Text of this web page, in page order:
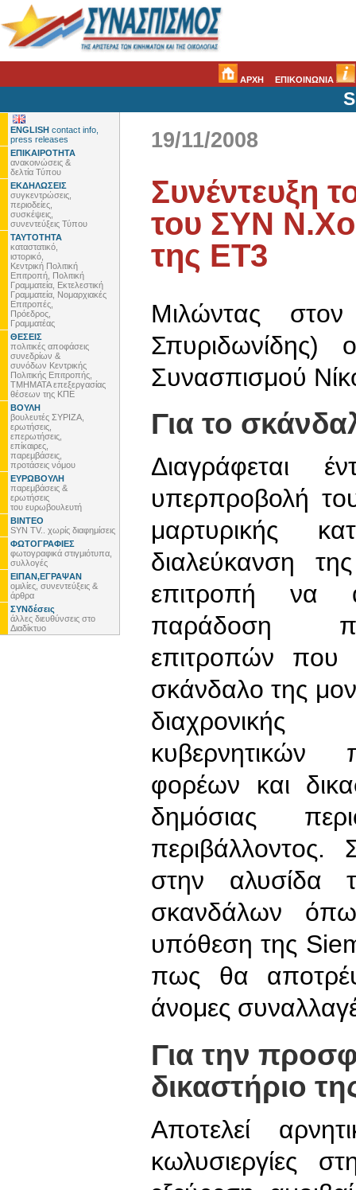
ΑΡΧΗ ΕΠΙΚΟΙΝΩΝΙΑ
ENGLISH contact info,
press releases
ΕΠΙΚΑΙΡΟΤΗΤΑ
ανακοινώσεις &
δελτία Τύπου
ΕΚΔΗΛΩΣΕΙΣ
συγκεντρώσεις,
περιοδείες,
συσκέψεις,
συνεντεύξεις Τύπου
ΤΑΥΤΟΤΗΤΑ
καταστατικό,
ιστορικό,
Κεντρική Πολιτική
Επιτροπή, Πολιτική
Γραμματεία, Εκτελεστική
Γραμματεία, Νομαρχιακές
Επιτροπές,
Πρόεδρος,
Γραμματέας
ΘΕΣΕΙΣ
πολιτικές αποφάσεις
συνεδρίων &
συνόδων Κεντρικής
Πολιτικής Επιτροπής,
ΤΜΗΜΑΤΑ επεξεργασίας
θέσεων της ΚΠΕ
ΒΟΥΛΗ
βουλευτές ΣΥΡΙΖΑ,
ερωτήσεις,
επερωτήσεις,
επίκαιρες,
παρεμβάσεις,
προτάσεις νόμου
ΕΥΡΩΒΟΥΛΗ
παρεμβάσεις &
ερωτήσεις
του ευρωβουλευτή
ΒΙΝΤΕΟ
SYN TV.. χωρίς διαφημίσεις
ΦΩΤΟΓΡΑΦΙΕΣ
φωτογραφικά στιγμιότυπα,
συλλογές
ΕΙΠΑΝ,ΕΓΡΑΨΑΝ
ομιλίες, συνεντεύξεις &
άρθρα
ΣΥΝδέσεις
άλλες διευθύνσεις στο
Διαδίκτυο
19/11/2008
Συνέντευξη
του ΣΥΝ
της ΕΤ3
Μιλώντας
Συνασπισμού
Για το
Διαγράφεται
υπερπροβολή
μαρτυρικής
διαλεύκανση
επιτροπή να
παράδοση
επιτροπών
σκάνδαλο της
διαχρονικής
κυβερνητικών
φορέων και
δημόσιας
περιβάλλοντος.
στην αλυσίδα
σκανδάλων
υπόθεση της
πως θα
άνομες
Για την
δικαστήριο
Αποτελεί
κωλυσιεργίες